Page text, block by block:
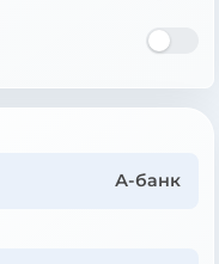
А-банк